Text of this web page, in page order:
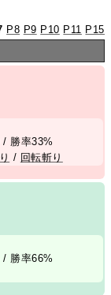
P8 P9 P10 P11 P15
勝率33%
/ 回転斬り
勝率66%